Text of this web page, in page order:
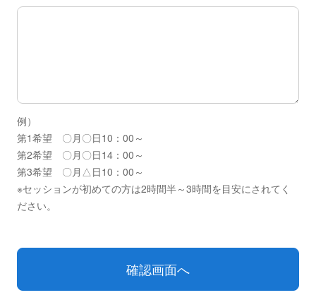
お申込み・お問い合わせ内容
例）
第1希望 〇月〇日10：00～
第2希望 〇月〇日14：00～
第3希望 〇月△日10：00～
※セッションが初めての方は2時間半～3時間を目安にされてく
ださい。